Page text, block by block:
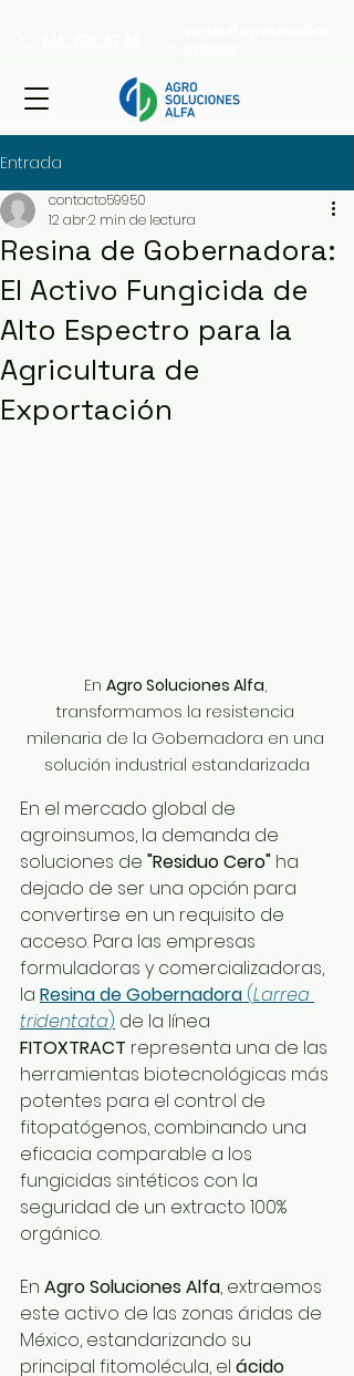
Entrada
Resina de Gobernadora:
El Activo Fungicida de
Alto Espectro para la
Agricultura de
Exportación
contacto59950
12 abr2 min de lectura
En Agro Soluciones Alfa,
transformamos la resistencia
milenaria de la Gobernadora en una
solución industrial estandarizada
En el mercado global de
agroinsumos, la demanda de
soluciones de "Residuo Cero" ha
dejado de ser una opción para
convertirse en un requisito de
acceso. Para las empresas
formuladoras y comercializadoras,
la Resina de Gobernadora (Larrea
tridentata) de la línea
FITOXTRACT representa una de las
herramientas biotecnológicas más
potentes para el control de
fitopatógenos, combinando una
eficacia comparable a los
fungicidas sintéticos con la
seguridad de un extracto 100%
orgánico.
En Agro Soluciones Alfa, extraemos
este activo de las zonas áridas de
México, estandarizando su
principal fitomolécula, el ácido